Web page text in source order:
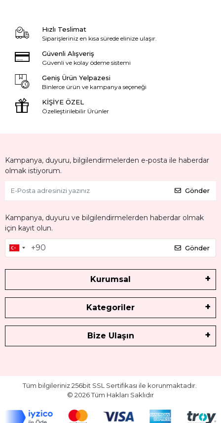
Hızlı Teslimat
Siparişleriniz en kısa sürede elinize ulaşır.
Güvenli Alışveriş
Güvenli ve kolay ödeme sistemi
Geniş Ürün Yelpazesi
Binlerce ürün ve kampanya seçeneği
KİŞİYE ÖZEL
Özelleştirilebilir Ürünler
Kampanya, duyuru, bilgilendirmelerden e-posta ile haberdar
olmak istiyorum.
Gönder
Kampanya, duyuru ve bilgilendirmelerden haberdar olmak
için kayıt olun.
Gönder
Kurumsal
Kategoriler
Bize Ulaşın
Tüm bilgileriniz 256bit SSL Sertifikası ile korunmaktadır.
© 2026Tüm Hakları Saklıdır